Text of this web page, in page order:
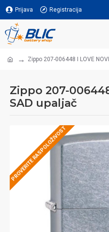
Prijava Registracija
Zippo 207-006448 I LOVE
Zippo 207-
SAD upaljač
PROVERITE RASPOLOŽIVOST